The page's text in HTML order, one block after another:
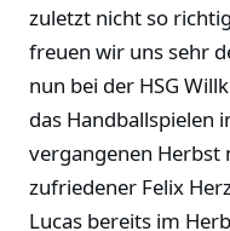
zuletzt nicht so
freuen wir uns sehr
nun bei der HSG
das Handballspielen
vergangenen Herbst
zufriedener Felix
Lucas bereits im